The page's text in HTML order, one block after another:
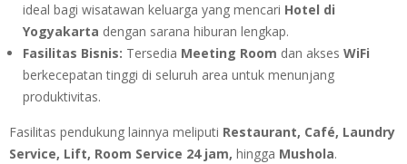
ideal bagi wisatawan keluarga yang mencari Hotel di
Yogyakarta dengan sarana hiburan lengkap.
Fasilitas Bisnis: Tersedia Meeting Room dan akses WiFi
berkecepatan tinggi di seluruh area untuk menunjang
produktivitas.
Fasilitas pendukung lainnya meliputi Restaurant, Café, Laundry
Service, Lift, Room Service 24 jam, hingga Mushola.